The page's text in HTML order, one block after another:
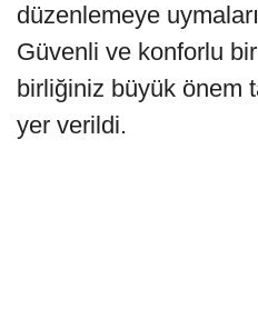
düzenlemeye
Güvenli ve konforlu
birliğiniz büyük önem
yer verildi.